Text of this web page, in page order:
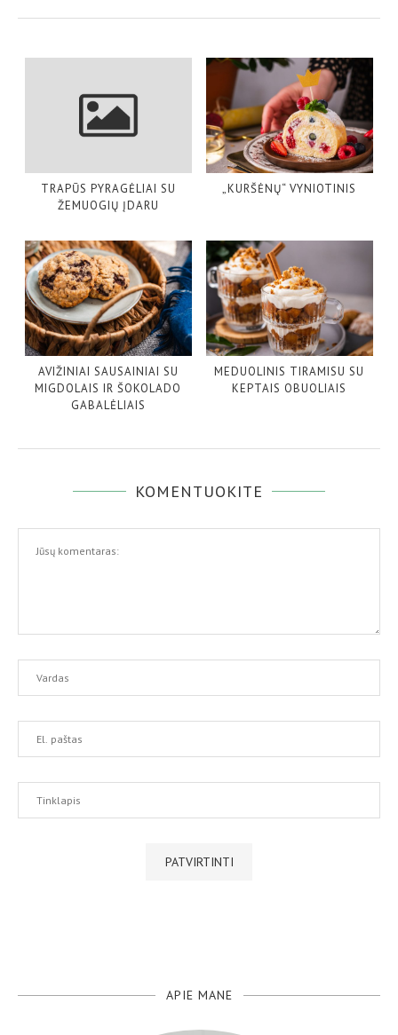
TRAPŪS PYRAGĖLIAI SU
ŽEMUOGIŲ ĮDARU
„KURŠĖNŲ“ VYNIOTINIS
AVIŽINIAI SAUSAINIAI SU
MIGDOLAIS IR ŠOKOLADO
GABALĖLIAIS
MEDUOLINIS TIRAMISU SU
KEPTAIS OBUOLIAIS
KOMENTUOKITE
APIE MANE